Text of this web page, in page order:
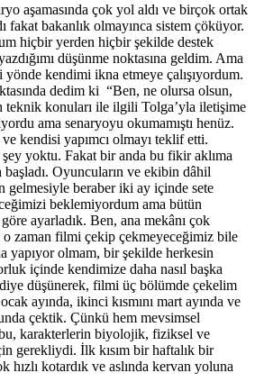
aşamasında çok yol aldı ve birçok ortak
fakat bakanlık olmayınca sistem çöküyor.
hiçbir yerden hiçbir şekilde destek
düşünme noktasına geldim. Ama
kendimi ikna etmeye çalışıyordum.
dedim ki “Ben, ne olursa olsun,
teknik konuları ile ilgili Tolga’yla iletişime
ama senaryoyu okumamıştı henüz.
kendisi yapımcı olmayı teklif etti.
yoktu. Fakat bir anda bu fikir aklıma
başladı. Oyuncuların ve ekibin dâhil
gelmesiyle beraber iki ay içinde sete
beklemiyordum ama bütün
göre ayarladık. Ben, ana mekânı çok
o zaman filmi çekip çekmeyeceğimiz bile
yapıyor olmam, bir şekilde herkesin
içinde kendimize daha nasıl başka
düşünerek, filmi üç bölümde çekelim
ayında, ikinci kısmını mart ayında ve
çektik. Çünkü hem mevsimsel
karakterlerin biyolojik, fiziksel ve
gerekliydi. İlk kısım bir haftalık bir
kotardık ve aslında kervan yoluna